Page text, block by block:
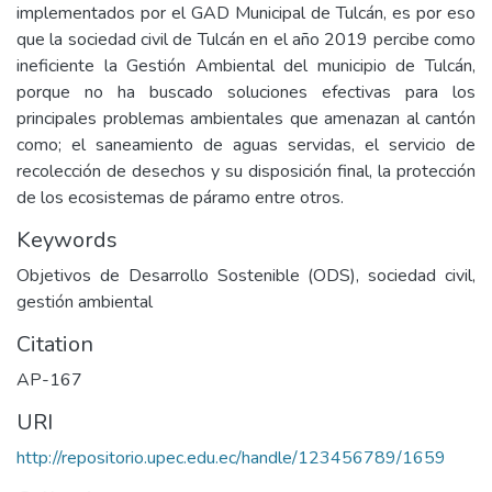
implementados por el GAD Municipal de Tulcán, es por eso
que la sociedad civil de Tulcán en el año 2019 percibe como
ineficiente la Gestión Ambiental del municipio de Tulcán,
porque no ha buscado soluciones efectivas para los
principales problemas ambientales que amenazan al cantón
como; el saneamiento de aguas servidas, el servicio de
recolección de desechos y su disposición final, la protección
de los ecosistemas de páramo entre otros.
Keywords
Objetivos de Desarrollo Sostenible (ODS), sociedad civil,
gestión ambiental
Citation
AP-167
URI
http://repositorio.upec.edu.ec/handle/123456789/1659